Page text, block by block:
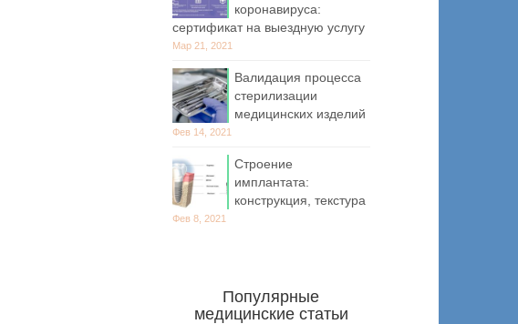
коронавируса:
сертификат на выездную услугу
Мар 21, 2021
Валидация процесса
стерилизации
медицинских изделий
Фев 14, 2021
Строение
имплантата:
конструкция, текстура
Фев 8, 2021
Популярные
медицинские статьи